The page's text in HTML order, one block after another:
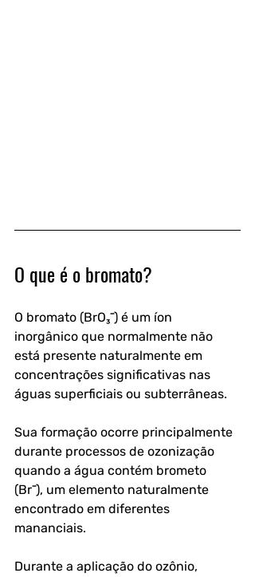
O que é o bromato?
O bromato (BrO₃⁻) é um íon
inorgânico que normalmente não
está presente naturalmente em
concentrações significativas nas
águas superficiais ou subterrâneas.
Sua formação ocorre principalmente
durante processos de ozonização
quando a água contém brometo
(Br⁻), um elemento naturalmente
encontrado em diferentes
mananciais.
Durante a aplicação do ozônio,